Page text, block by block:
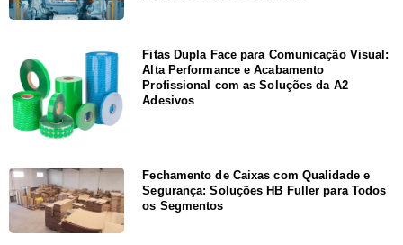
Fitas Dupla Face para Comunicação Visual:
Alta Performance e Acabamento
Profissional com as Soluções da A2
Adesivos
Fechamento de Caixas com Qualidade e
Segurança: Soluções HB Fuller para Todos
os Segmentos